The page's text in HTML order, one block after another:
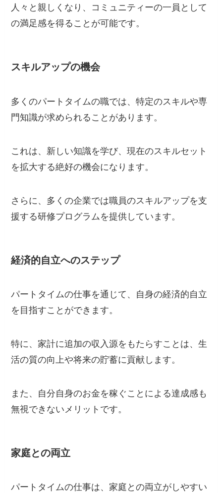
人々と親しくなり、コミュニティーの一員として
の満足感を得ることが可能です。
スキルアップの機会
多くのパートタイムの職では、特定のスキルや専
門知識が求められることがあります。
これは、新しい知識を学び、現在のスキルセット
を拡大する絶好の機会になります。
さらに、多くの企業では職員のスキルアップを支
援する研修プログラムを提供しています。
経済的自立へのステップ
パートタイムの仕事を通じて、自身の経済的自立
を目指すことができます。
特に、家計に追加の収入源をもたらすことは、生
活の質の向上や将来の貯蓄に貢献します。
また、自分自身のお金を稼ぐことによる達成感も
無視できないメリットです。
家庭との両立
パートタイムの仕事は、家庭との両立がしやすい